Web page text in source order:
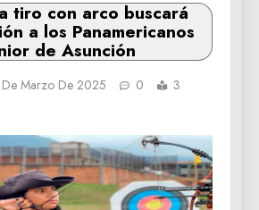
tiro con arco buscará
a los Panamericanos
de Asunción
Marzo De 2025 0
3